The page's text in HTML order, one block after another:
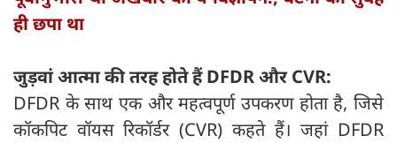
ही छपा था
जुड़वां आत्मा की तरह होते हैंDFDRऔरCVR:
DFDR के साथ एक और महत्वपूर्ण उपकरण होता है, जिसे
कॉकपिट वॉयस रिकॉर्डर (CVR) कहते हैं। जहां DFDR